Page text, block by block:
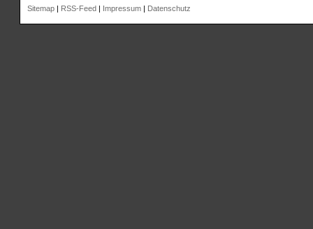
Sitemap | RSS-Feed | Impressum | Datenschutz